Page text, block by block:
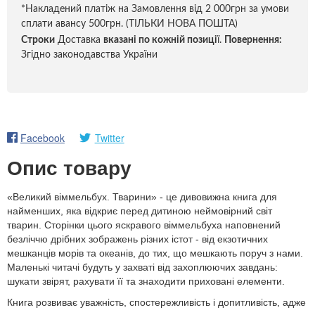
*Накладений платіж на Замовлення від 2 000грн за умови
сплати авансу 500грн. (ТІЛЬКИ НОВА ПОШТА)
Строки Доставка вказані по кожній позиції.
Повернення:
Згідно законодавства України
Facebook Twitter
Опис товару
«Великий віммельбух. Тварини» - це дивовижна книга для
найменших, яка відкриє перед дитиною неймовірний світ
тварин. Сторінки цього яскравого віммельбуха наповнений
безліччю дрібних зображень різних істот - від екзотичних
мешканців морів та океанів, до тих, що мешкають поруч з нами.
Маленькі читачі будуть у захваті від захоплюючих завдань:
шукати звірят, рахувати її та знаходити приховані елементи.
Книга розвиває уважність, спостережливість і допитливість, адже